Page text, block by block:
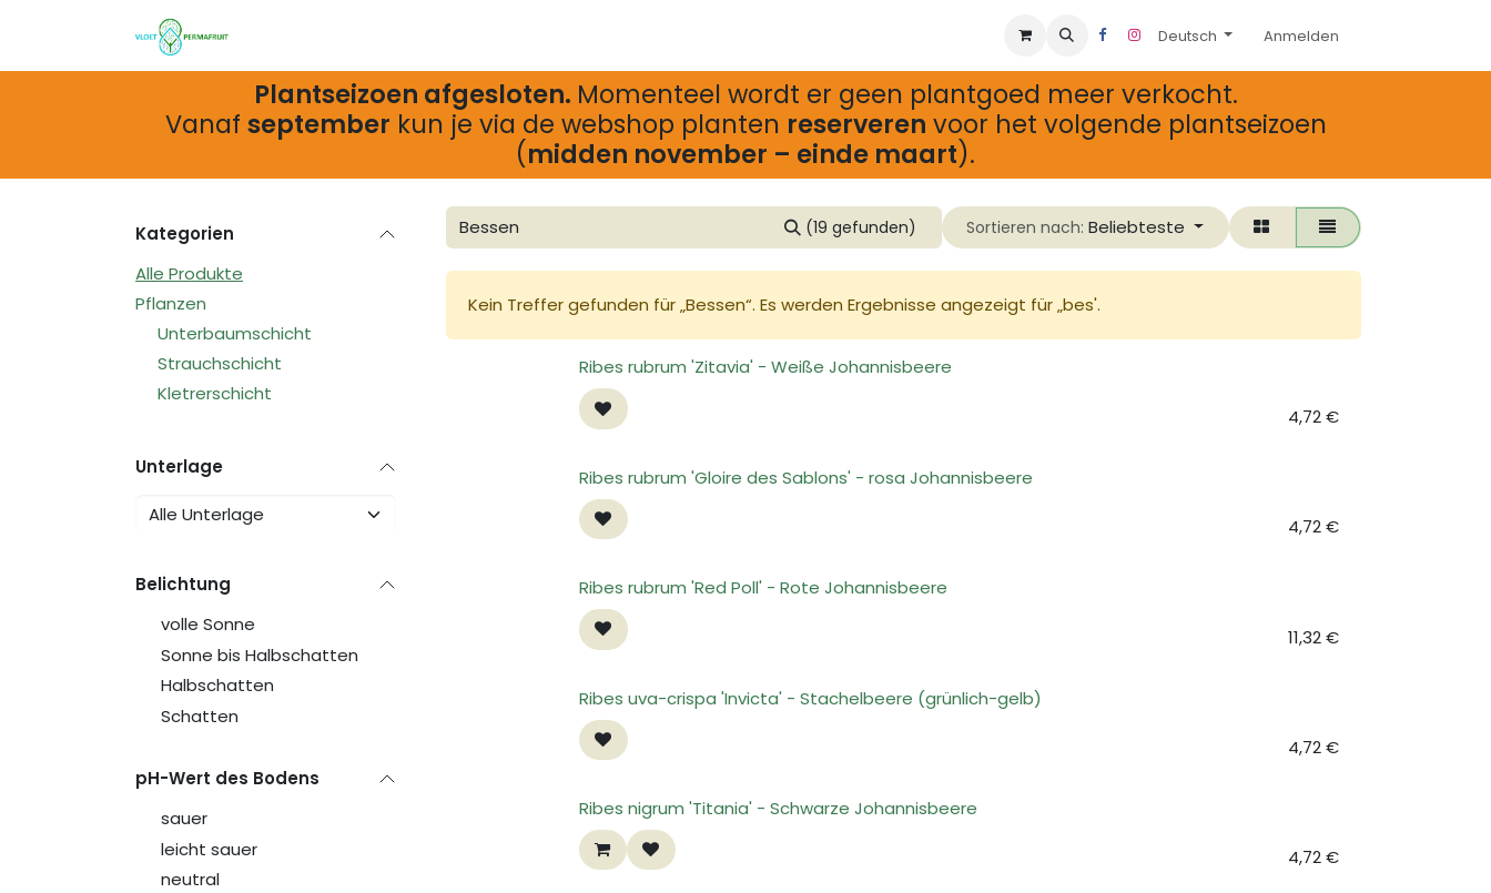
Deutsch Anmelden
Plantseizoen afgesloten. Momenteel wordt er geen plantgoed meer verkocht.
Vanaf september kun je via de webshop planten reserveren voor het volgende plantseizoen
(midden november – einde maart).
Kategorien
Alle Produkte
Pflanzen
Unterbaumschicht
Strauchschicht
Kletrerschicht
Unterlage
Belichtung
volle Sonne
Sonne bis Halbschatten
Halbschatten
Schatten
pH-Wert des Bodens
sauer
leicht sauer
neutral
(19 gefunden) Sortieren nach: Beliebteste
Kein Treffer gefunden für „Bessen“. Es werden Ergebnisse angezeigt für „bes'.
Ribes rubrum 'Zitavia' - Weiße Johannisbeere
4,72€
Ribes rubrum 'Gloire des Sablons' - rosa Johannisbeere
4,72€
Ribes rubrum 'Red Poll' - Rote Johannisbeere
11,32€
Ribes uva-crispa 'Invicta' - Stachelbeere (grünlich-gelb)
4,72€
Ribes nigrum 'Titania' - Schwarze Johannisbeere
4,72€